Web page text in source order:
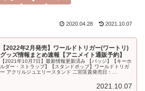
2020.04.28 2021.10.07
【2022年2月発売】ワールドトリガー(ワートリ)
グッズ情報まとめ速報【アニメイト通販予約】
【2021年10月7日】最新情報更新済み 【バッジ】【キーホ
ルダー・ストラップ】【スタンドポップ】ワールドトリガ
ー アクリルジュエリースタンド 二宮匡貴発売日：
2021.10.07